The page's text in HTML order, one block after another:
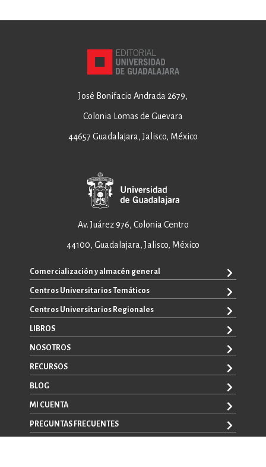
José Bonifacio Andrada 2679,
Colonia Lomas de Guevara
44657 Guadalajara, Jalisco, México
Av. Juárez 976, Colonia Centro
44100, Guadalajara, Jalisco, México
Comercialización y almacén general
ventas@editorial.udg.mx
WhatsApp: +52 33 1433 6869
Centros Universitarios Temáticos
CUAAD
CUCEA
CUCBA
CUCEI
CUCSH
Centros Universitarios Regionales
CUAAD
CUCBA
CUCOSTA
CUCHAPALA
CUCSH
CUSUR
LIBROS
TODOS LOS LIBROS
E-BOOKS
CATÁLOGOS
NOSOTROS
SOBRE NOSOTROS
CONTACTO
RECURSOS
PROMOCIONALES
CONVOCATORIAS
BLOG
LA VENTANA ROJA
MI CUENTA
REGISTRO
PREGUNTAS FRECUENTES